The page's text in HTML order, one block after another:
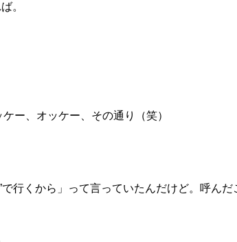
。
ー、オッケー、その通り（笑）
行くから」って言っていたんだけど。呼んだ